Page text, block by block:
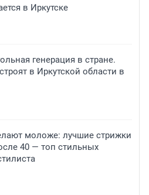
в Иркутске
генерация в стране.
в Иркутской области в
моложе: лучшие стрижки
40 — топ стильных